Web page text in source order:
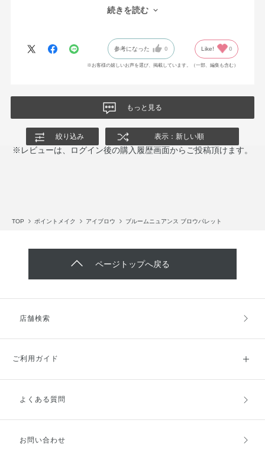
続きを読む
参考になった 0 Like! 0
※お客様の嬉しいお声を選び、掲載しています。（一部、編集も含む）
もっと見る
絞り込み 表示：新しい順
※レビューは、ログイン後の購入履歴画面からご投稿頂けます。
TOP ポイントメイク アイブロウ ブルームニュアンス ブロウパレット
ページトップへ戻る
店舗検索
ご利用ガイド
ご利用ガイドトップ
お支払方法
よくある質問
お問い合わせ